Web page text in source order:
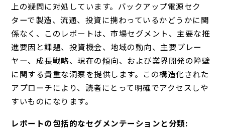
上の疑問に対処しています。バックアップ電源セク
ターで製造、流通、投資に携わっているかどうかに関
係なく、このレポートは、市場セグメント、主要な推
進要因と課題、投資機会、地域の動向、主要プレー
ヤー、成長戦略、現在の傾向、および業界開発の障壁
に関する貴重な洞察を提供します。この構造化された
アプローチにより、読者にとって明確でアクセスしや
すいものになります。
レポートの包括的なセグメンテーションと分類: